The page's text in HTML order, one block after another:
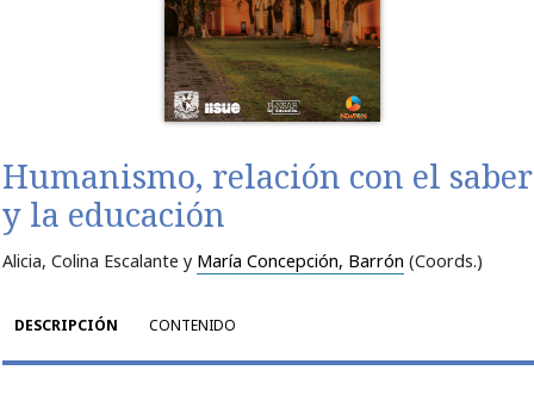
Humanismo, relación con el saber
y la educación
Alicia, Colina Escalante y María Concepción, Barrón (Coords.)
DESCRIPCIÓN CONTENIDO